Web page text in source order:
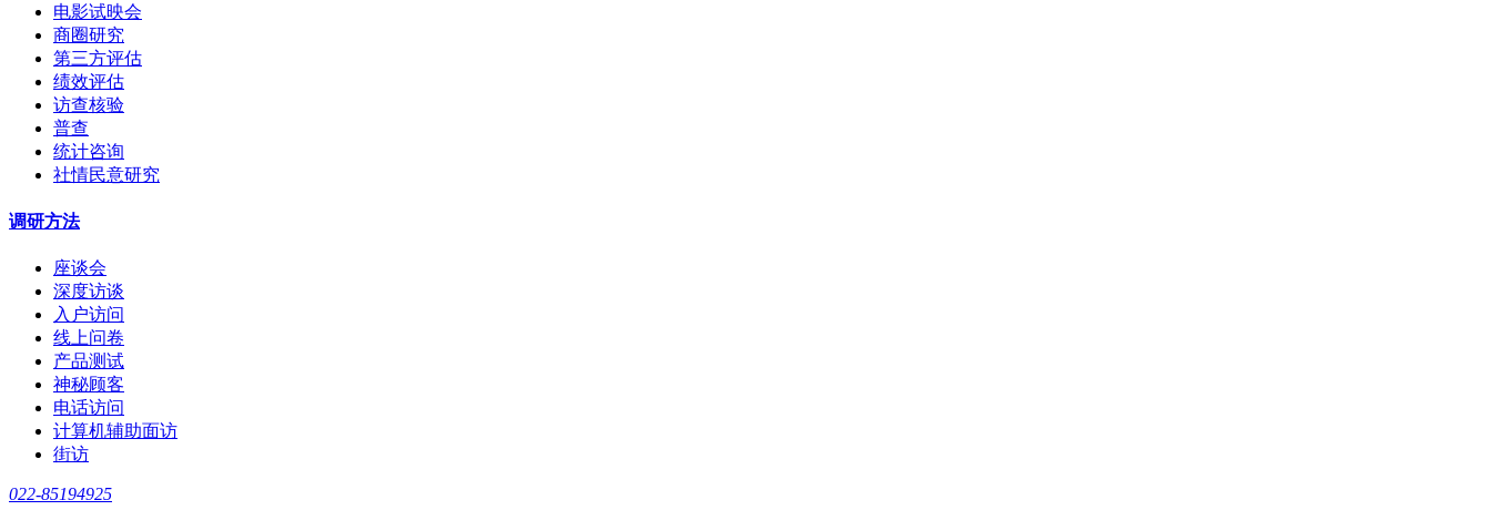
电影试映会
商圈研究
第三方评估
绩效评估
访查核验
普查
统计咨询
社情民意研究
调研方法
座谈会
深度访谈
入户访问
线上问卷
产品测试
神秘顾客
电话访问
计算机辅助面访
街访
022-85194925